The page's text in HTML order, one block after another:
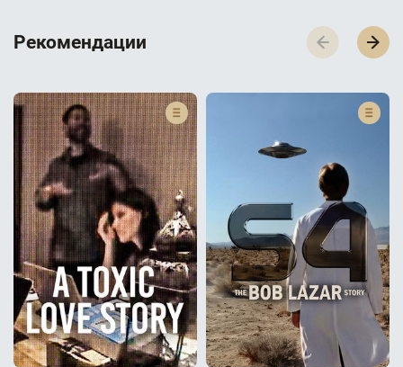
Р­­­е­­­к­­­о­­­м­­­е­­­н­­­д­­­а­­­ц­­­и­­­и